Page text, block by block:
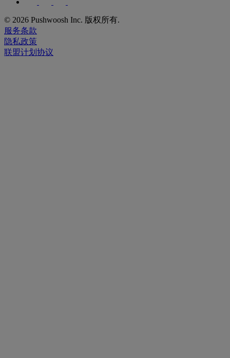
© 2026 Pushwoosh Inc. 版权所有.
服务条款
隐私政策
联盟计划协议